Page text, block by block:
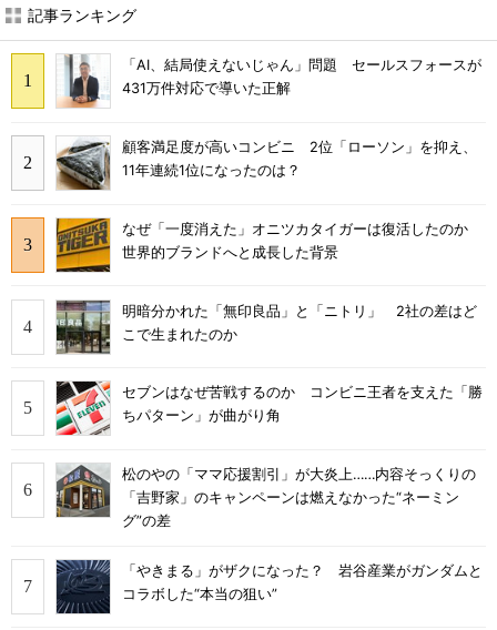
記事ランキング
「AI、結局使えないじゃん」問題 セールスフォースが
431万件対応で導いた正解
顧客満足度が高いコンビニ 2位「ローソン」を抑え、
11年連続1位になったのは？
なぜ「一度消えた」オニツカタイガーは復活したのか
世界的ブランドへと成長した背景
明暗分かれた「無印良品」と「ニトリ」 2社の差はど
こで生まれたのか
セブンはなぜ苦戦するのか コンビニ王者を支えた「勝
ちパターン」が曲がり角
松のやの「ママ応援割引」が大炎上……内容そっくりの
「吉野家」のキャンペーンは燃えなかった“ネーミン
グ”の差
「やきまる」がザクになった？ 岩谷産業がガンダムと
コラボした“本当の狙い”